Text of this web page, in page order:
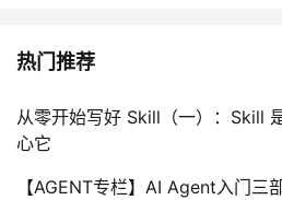
热门推荐
从零开始写好 Skill（一）：Skill
心它
【AGENT专栏】AI Agent入门三